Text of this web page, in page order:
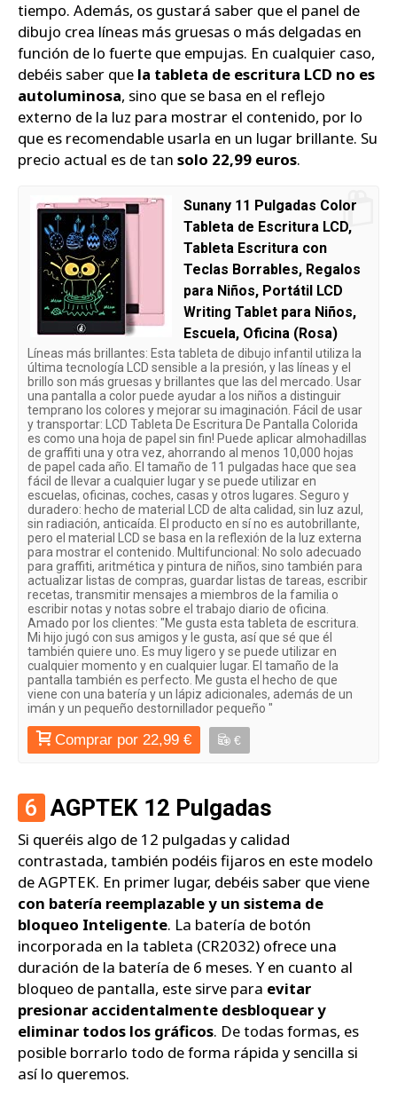
tiempo. Además, os gustará saber que el panel de
dibujo crea líneas más gruesas o más delgadas en
función de lo fuerte que empujas. En cualquier caso,
debéis saber que la tableta de escritura LCD no es
autoluminosa, sino que se basa en el reflejo
externo de la luz para mostrar el contenido, por lo
que es recomendable usarla en un lugar brillante. Su
precio actual es de tan solo 22,99 euros.
Sunany 11 Pulgadas Color
Tableta de Escritura LCD,
Tableta Escritura con
Teclas Borrables, Regalos
para Niños, Portátil LCD
Writing Tablet para Niños,
Escuela, Oficina (Rosa)
Líneas más brillantes: Esta tableta de dibujo infantil utiliza la
última tecnología LCD sensible a la presión, y las líneas y el
brillo son más gruesas y brillantes que las del mercado. Usar
una pantalla a color puede ayudar a los niños a distinguir
temprano los colores y mejorar su imaginación. Fácil de usar
y transportar: LCD Tableta De Escritura De Pantalla Colorida
es como una hoja de papel sin fin! Puede aplicar almohadillas
de graffiti una y otra vez, ahorrando al menos 10,000 hojas
de papel cada año. El tamaño de 11 pulgadas hace que sea
fácil de llevar a cualquier lugar y se puede utilizar en
escuelas, oficinas, coches, casas y otros lugares. Seguro y
duradero: hecho de material LCD de alta calidad, sin luz azul,
sin radiación, anticaída. El producto en sí no es autobrillante,
pero el material LCD se basa en la reflexión de la luz externa
para mostrar el contenido. Multifuncional: No solo adecuado
para graffiti, aritmética y pintura de niños, sino también para
actualizar listas de compras, guardar listas de tareas, escribir
recetas, transmitir mensajes a miembros de la familia o
escribir notas y notas sobre el trabajo diario de oficina.
Amado por los clientes: "Me gusta esta tableta de escritura.
Mi hijo jugó con sus amigos y le gusta, así que sé que él
también quiere uno. Es muy ligero y se puede utilizar en
cualquier momento y en cualquier lugar. El tamaño de la
pantalla también es perfecto. Me gusta el hecho de que
viene con una batería y un lápiz adicionales, además de un
imán y un pequeño destornillador pequeño "
Comprar por 22,99 € €
6 AGPTEK 12 Pulgadas
Si queréis algo de 12 pulgadas y calidad
contrastada, también podéis fijaros en este modelo
de AGPTEK. En primer lugar, debéis saber que viene
con batería reemplazable y un sistema de
bloqueo Inteligente. La batería de botón
incorporada en la tableta (CR2032) ofrece una
duración de la batería de 6 meses. Y en cuanto al
bloqueo de pantalla, este sirve para evitar
presionar accidentalmente desbloquear y
eliminar todos los gráficos. De todas formas, es
posible borrarlo todo de forma rápida y sencilla si
así lo queremos.